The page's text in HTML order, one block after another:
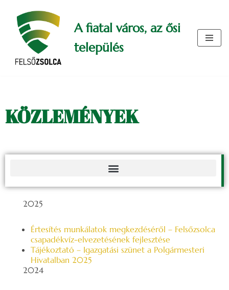
Skip
content
A fiatal város, az ősi
település
KÖZLEMÉNYEK
2025
Értesítés munkálatok megkezdéséről – Felsőzsolca
csapadékvíz-elvezetésének fejlesztése
Tájékoztató – Igazgatási szünet a Polgármesteri
Hivatalban 2025
2024